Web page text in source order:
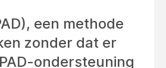
een methode
zonder dat er
ondersteuning